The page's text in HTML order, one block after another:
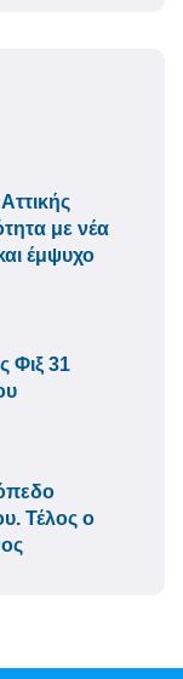
με νέα
έμψυχο
Φιξ 31
Τέλος ο